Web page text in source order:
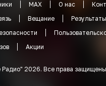
MAX О нас
Вещание
Акции
Радио" 2026. Все права защищены